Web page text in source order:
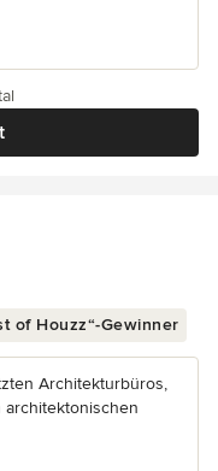
Sternen
of Houzz“-Gewinner
Architekturbüros,
architektonischen